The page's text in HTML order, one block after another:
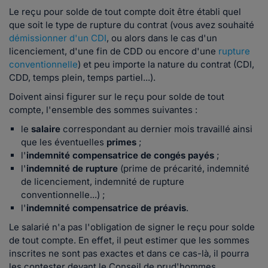
Le reçu pour solde de tout compte doit être établi quel
que soit le type de rupture du contrat (vous avez souhaité
démissionner d'un CDI, ou alors dans le cas d'un
licenciement, d'une fin de CDD ou encore d'une rupture
conventionnelle) et peu importe la nature du contrat (CDI,
CDD, temps plein, temps partiel...).
Doivent ainsi figurer sur le reçu pour solde de tout
compte, l'ensemble des sommes suivantes :
le salaire correspondant au dernier mois travaillé ainsi
que les éventuelles primes ;
l'indemnité compensatrice de congés payés ;
l'indemnité de rupture (prime de précarité, indemnité
de licenciement, indemnité de rupture
conventionnelle...) ;
l'indemnité compensatrice de préavis.
Le salarié n'a pas l'obligation de signer le reçu pour solde
de tout compte. En effet, il peut estimer que les sommes
inscrites ne sont pas exactes et dans ce cas-là, il pourra